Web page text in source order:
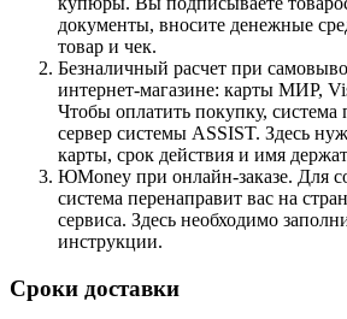
документы, вносите денежные
товар и чек.
Безналичный расчет при
интернет-магазине: карты МИР,
Чтобы оплатить покупку, система
сервер системы ASSIST. Здесь
карты, срок действия и имя
ЮMoney при онлайн-заказе. Для
система перенаправит вас на
сервиса. Здесь необходимо
инструкции.
Сроки доставки